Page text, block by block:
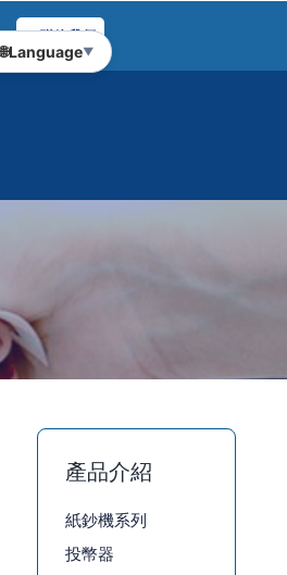
Language▼
聯絡我們
產品介紹
紙鈔機系列
投幣器